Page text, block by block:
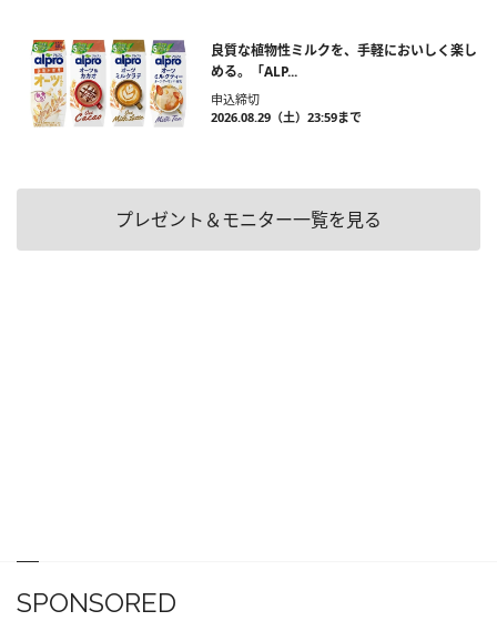
良質な植物性ミルクを、手軽においしく楽し
める。「ALP...
申込締切
2026.08.29（土）23:59まで
プレゼント＆モニター一覧を見る
SPONSORED